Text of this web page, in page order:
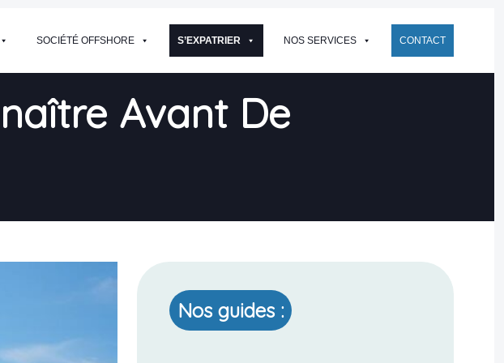
SOCIÉTÉ OFFSHORE S’EXPATRIER NOS SERVICES CONTACT
Avant De
Nos guides :